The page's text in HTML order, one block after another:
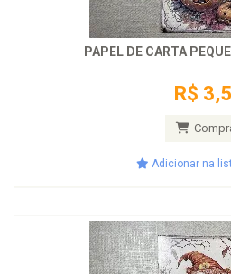
PAPEL DE CARTA
R$
Adicionar na